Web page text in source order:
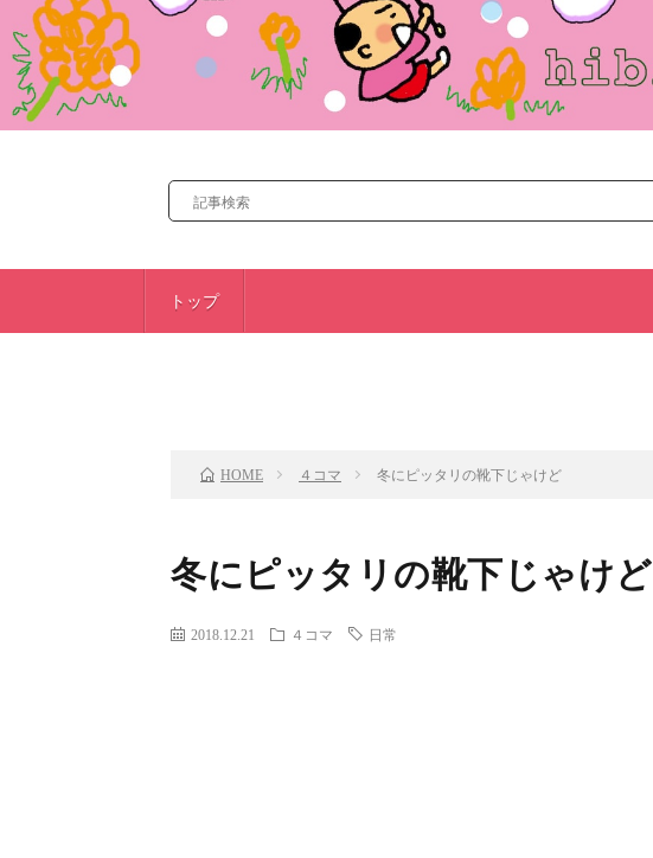
トップ
HOME ４コマ 冬にピッタリの靴下じゃけど
冬にピッタリの靴下じゃけど
2018.12.21 ４コマ 日常